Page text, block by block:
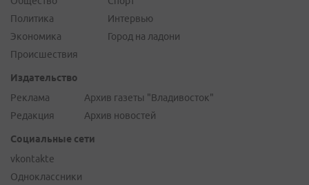
Политика
Экономика
Происшествия
Интервью
Город на ладони
Издательство
Реклама
Редакция
Архив газеты "Владивосток"
Архив новостей
Социальные сети
vkontakte
Одноклассники